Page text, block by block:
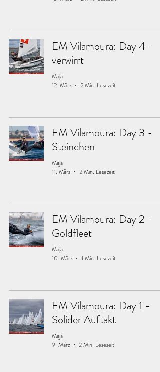
EM Vilamoura: Day 4 -
verwirrt
Maja
12. März
2 Min. Lesezeit
EM Vilamoura: Day 3 -
Steinchen
Maja
11. März
2 Min. Lesezeit
EM Vilamoura: Day 2 -
Goldfleet
Maja
10. März
1 Min. Lesezeit
EM Vilamoura: Day 1 -
Solider Auftakt
Maja
9. März
2 Min. Lesezeit